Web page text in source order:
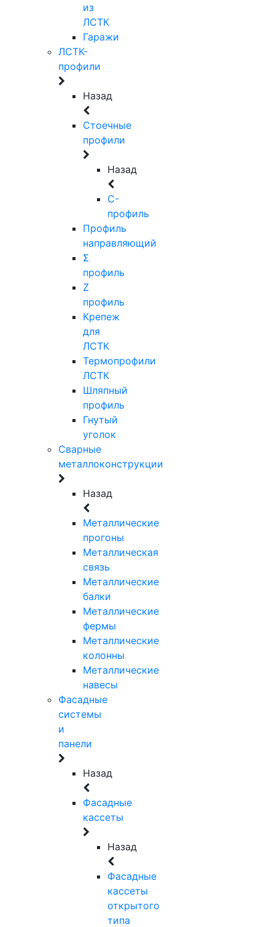
из
ЛСТК
Гаражи
ЛСТК-
профили
Назад
Стоечные
профили
Назад
C-
профиль
Профиль
направляющий
Σ
профиль
Z
профиль
Крепеж
для
ЛСТК
Термопрофили
ЛСТК
Шляпный
профиль
Гнутый
уголок
Сварные
металлоконструкции
Назад
Металлические
прогоны
Металлическая
связь
Металлические
балки
Металлические
фермы
Металлические
колонны
Металлические
навесы
Фасадные
системы
и
панели
Назад
Фасадные
кассеты
Назад
Фасадные
кассеты
открытого
типа